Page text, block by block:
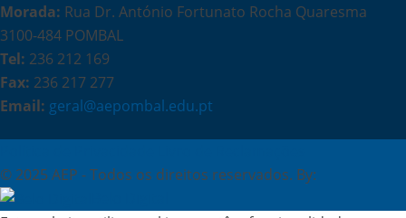
Morada: Rua Dr. António Fortunato Rocha Quaresma
3100-484 POMBAL
Tel: 236 212 169
Fax: 236 217 277
Email: geral@aepombal.edu.pt
© 2025 AEP - Todos os direitos reservados. By: